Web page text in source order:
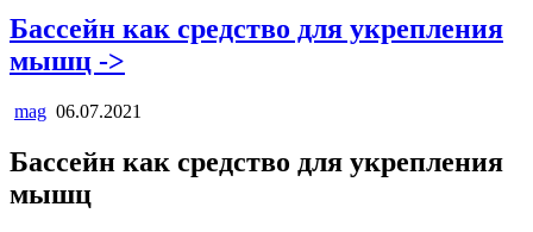
Бассейн как средство для укрепления
мышц ->
mag 06.07.2021
Бассейн как средство для укрепления
мышц